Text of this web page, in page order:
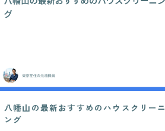
八幡山の最新おすすめのハウスクリーニ
ング